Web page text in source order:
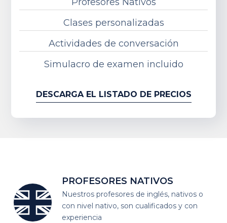
Clases personalizadas
Actividades de conversación
Simulacro de examen incluido
DESCARGA EL LISTADO DE PRECIOS
PROFESORES NATIVOS
Nuestros profesores de inglés, nativos o
con nivel nativo, son cualificados y con
experiencia